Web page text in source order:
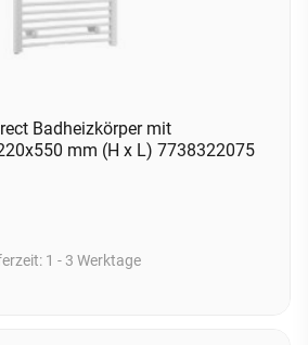
Badheizkörper mit
mm (H x L) 7738322075
1 - 3 Werktage